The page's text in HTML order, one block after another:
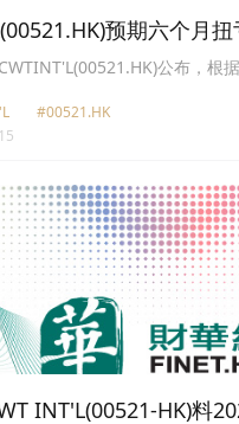
预期六个月扭
公布，根
得除税后溢利不少于港币
止同期，集团确认来自持续经
#00521.HK
INT'L(00521-HK)料